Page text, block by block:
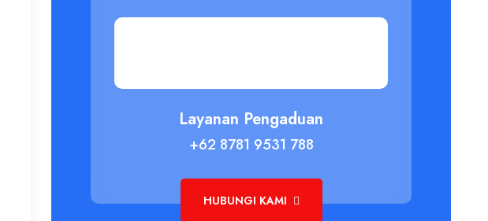
Layanan Pengaduan
+62 8781 9531 788
HUBUNGI KAMI